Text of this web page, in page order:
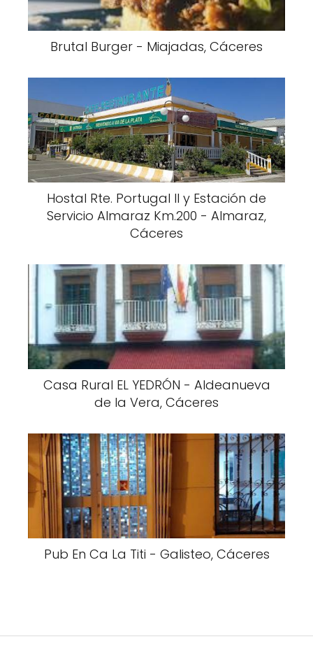
Brutal Burger - Miajadas, Cáceres
Hostal Rte. Portugal II y Estación de
Servicio Almaraz Km.200 - Almaraz,
Cáceres
Casa Rural EL YEDRÓN - Aldeanueva
de la Vera, Cáceres
Pub En Ca La Titi - Galisteo, Cáceres